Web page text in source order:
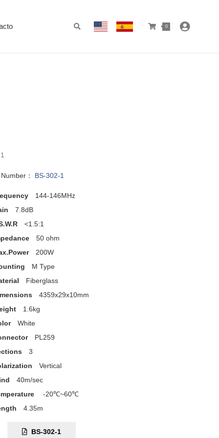
0
： BS-302-1
144-146MHz
7.8dB
<1.5:1
50 ohm
200W
M Type
Fiberglass
4359x29x10mm
1.6kg
White
PL259
3
Vertical
40m/sec
-20℃~60℃
4.35m
BS-302-1